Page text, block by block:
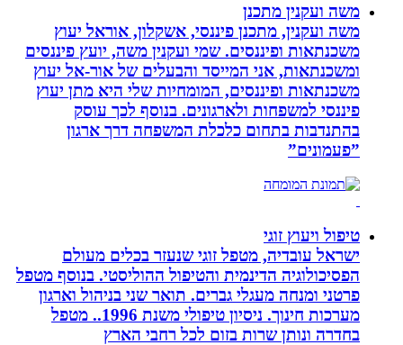
משה ועקנין מתכנן
משה ועקנין, מתכנן פיננסי, אשקלון, אוראל יעוץ
משכנתאות ופיננסים. שמי ועקנין משה, יועץ פיננסים
ומשכנתאות, אני המייסד והבעלים של אור-אל יעוץ
משכנתאות ופיננסים, המומחיות שלי היא מתן יעוץ
פיננסי למשפחות ולארגונים. בנוסף לכך עוסק
בהתנדבות בתחום כלכלת המשפחה דרך ארגון
”פעמונים”
טיפול ויעוץ זוגי
ישראל עובדיה, מטפל זוגי שנעזר בכלים מעולם
הפסיכולוגיה הדינמית והטיפול ההוליסטי. בנוסף מטפל
פרטני ומנחה מעגלי גברים. תואר שני בניהול וארגון
מערכות חינוך. ניסיון טיפולי משנת 1996.. מטפל
בחדרה ונותן שרות בזום לכל רחבי הארץ